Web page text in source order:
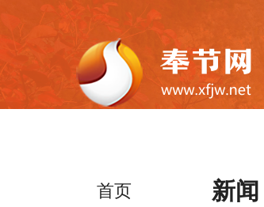
首页 新闻